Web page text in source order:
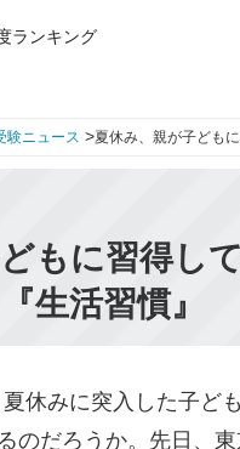
ランキング
験ニュース >夏休み、親が子ども
もに習得し
生活習慣』
休みに突入した子ど
のだろうか。先日、